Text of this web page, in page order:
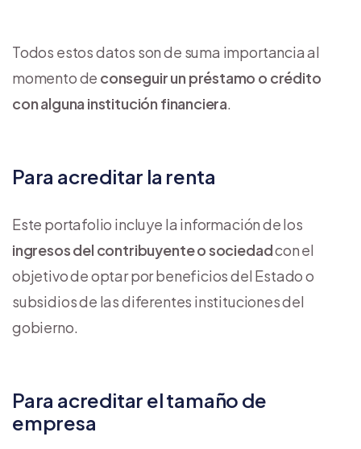
Todos estos datos son de suma importancia al
momento de conseguir un préstamo o crédito
con alguna institución financiera.
Para acreditar la renta
Este portafolio incluye la información de los
ingresos del contribuyente o sociedadcon el
objetivo de optar por beneficios del Estado o
subsidios de las diferentes instituciones del
gobierno.
Para acreditar el tamaño de
empresa